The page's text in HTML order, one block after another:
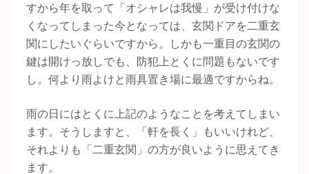
すから年を取って「オシャレは我慢」が受け付けな
くなってしまった今となっては、玄関ドアを二重玄
関にしたいぐらいですから。しかも一重目の玄関の
鍵は開けっ放しでも、防犯上とくに問題もないです
し。何より雨よけと雨具置き場に最適ですからね。
雨の日にはとくに上記のようなことを考えてしまい
ます。そうしますと、「軒を長く」もいいけれど、
それよりも「二重玄関」の方が良いように思えてき
ます。